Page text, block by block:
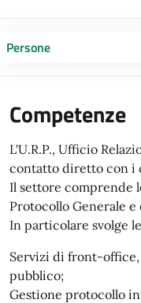
Persone
Competenze
L'U.R.P., Ufficio
contatto diretto con i
Il settore comprende
Protocollo Generale
In particolare svolge
Servizi di front-
pubblico;
Gestione protocollo